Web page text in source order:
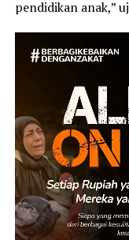
pendidikan anak,”